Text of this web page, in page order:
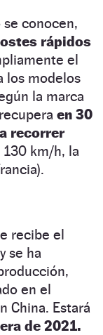
conocen,
rápidos
el
los modelos
la marca
en 30
recorrer
130 km/h, la
recibe el
se ha
en el
China. Estará
de 2021.